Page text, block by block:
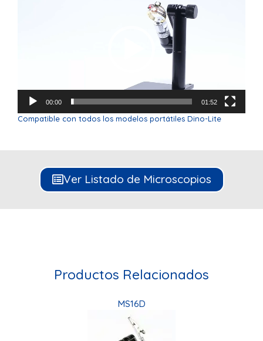
00:00 01:52
Compatible con todos los modelos portátiles Dino-Lite
Ver Listado de Microscopios
Productos Relacionados
MS16D